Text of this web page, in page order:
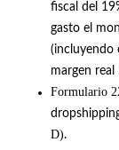
fiscal del
gasto el
(incluyendo
margen real
Formulario
D).